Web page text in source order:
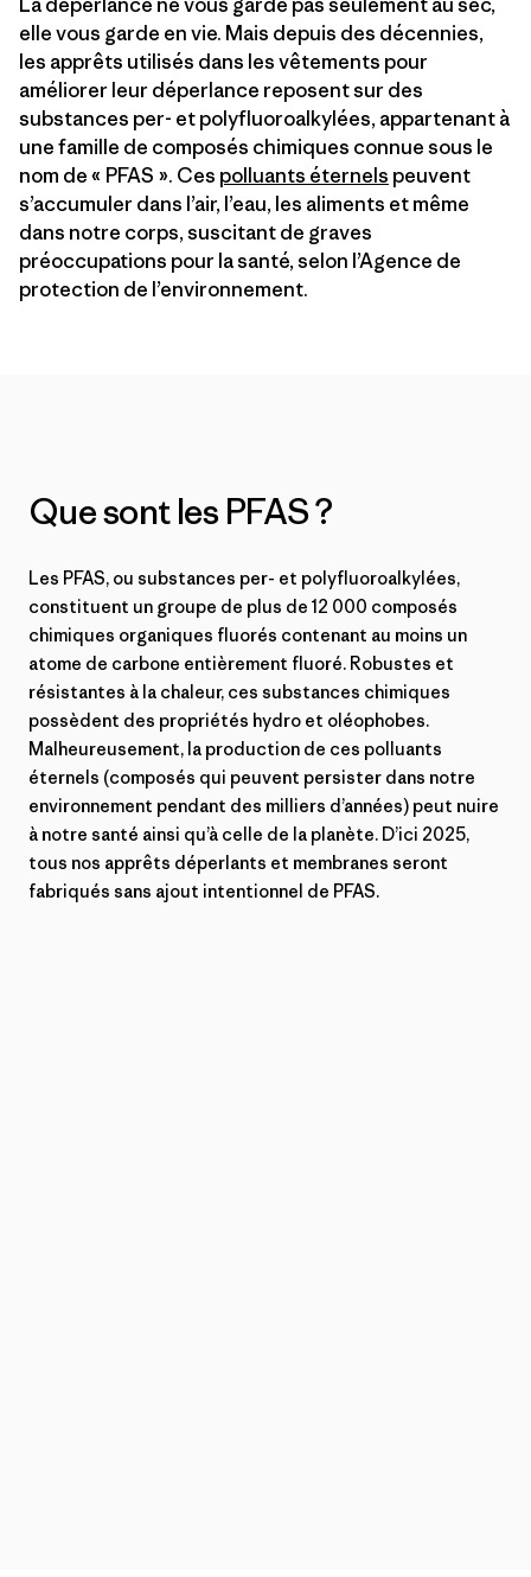
elle vous garde en vie. Mais depuis des décennies,
les apprêts utilisés dans les vêtements pour
améliorer leur déperlance reposent sur des
substances per- et polyfluoroalkylées, appartenant à
une famille de composés chimiques connue sous le
nom de « PFAS ». Ces polluants éternels peuvent
s’accumuler dans l’air, l’eau, les aliments et même
dans notre corps, suscitant de graves
préoccupations pour la santé, selon l’Agence de
protection de l’environnement.
Que sont les PFAS ?
Les PFAS, ou substances per- et polyfluoroalkylées,
constituent un groupe de plus de 12 000 composés
chimiques organiques fluorés contenant au moins un
atome de carbone entièrement fluoré. Robustes et
résistantes à la chaleur, ces substances chimiques
possèdent des propriétés hydro et oléophobes.
Malheureusement, la production de ces polluants
éternels (composés qui peuvent persister dans notre
environnement pendant des milliers d’années) peut nuire
à notre santé ainsi qu’à celle de la planète. D’ici 2025,
tous nos apprêts déperlants et membranes seront
fabriqués sans ajout intentionnel de PFAS.